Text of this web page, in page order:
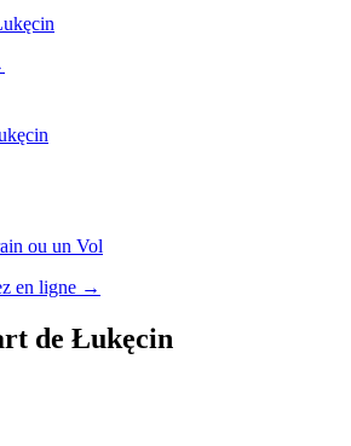
ou un Vol
en ligne →
de Łukęcin